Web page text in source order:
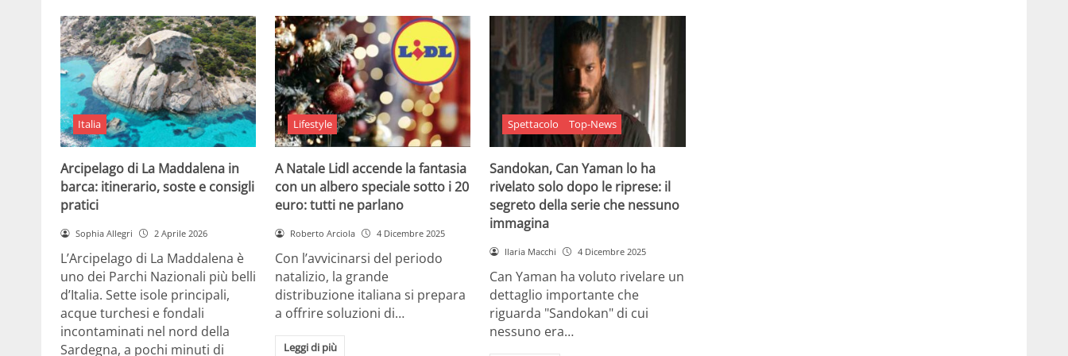
Italia
Arcipelago di La Maddalena in
barca: itinerario, soste e consigli
pratici
Sophia Allegri 2 Aprile 2026
L’Arcipelago di La Maddalena è
uno dei Parchi Nazionali più belli
d’Italia. Sette isole principali,
acque turchesi e fondali
incontaminati nel nord della
Sardegna, a pochi minuti di
Lifestyle
A Natale Lidl accende la fantasia
con un albero speciale sotto i 20
euro: tutti ne parlano
Roberto Arciola 4 Dicembre 2025
Con l’avvicinarsi del periodo
natalizio, la grande
distribuzione italiana si prepara
a offrire soluzioni di…
Leggi di più
Spettacolo Top-News
Sandokan, Can Yaman lo ha
rivelato solo dopo le riprese: il
segreto della serie che nessuno
immagina
Ilaria Macchi 4 Dicembre 2025
Can Yaman ha voluto rivelare un
dettaglio importante che
riguarda "Sandokan" di cui
nessuno era…